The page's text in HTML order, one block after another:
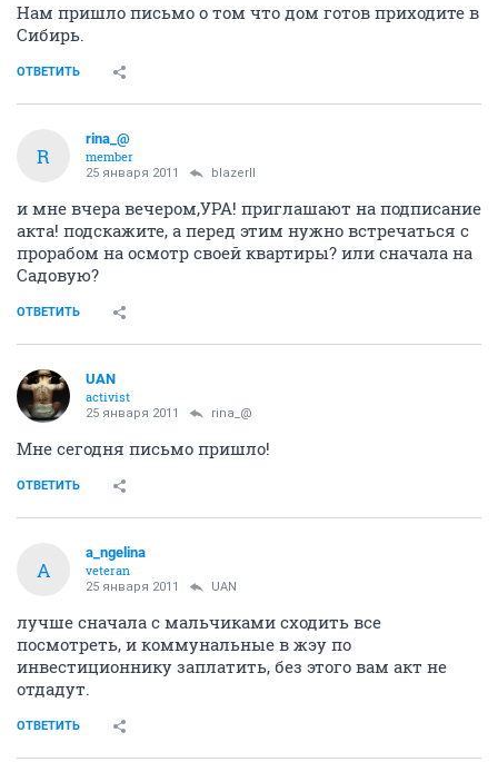
Нам пришло письмо о том что дом готов приходите в
Сибирь.
ОТВЕТИТЬ
R
rina_@
member
25 января 2011 blazerII
и мне вчера вечером,УРА! приглашают на подписание
акта! подскажите, а перед этим нужно встречаться с
прорабом на осмотр своей квартиры? или сначала на
Садовую?
ОТВЕТИТЬ
UAN
activist
25 января 2011 rina_@
Мне сегодня письмо пришло!
ОТВЕТИТЬ
A
a_ngelina
veteran
25 января 2011 UAN
лучше сначала с мальчиками сходить все
посмотреть, и коммунальные в жэу по
инвестиционнику заплатить, без этого вам акт не
отдадут.
ОТВЕТИТЬ